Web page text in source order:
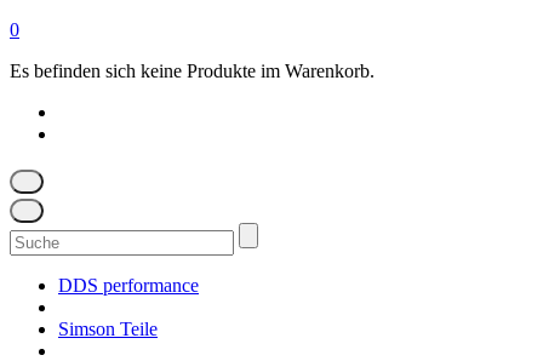
0
Es befinden sich keine Produkte im Warenkorb.
Suchen
nach:
DDS performance
Simson Teile